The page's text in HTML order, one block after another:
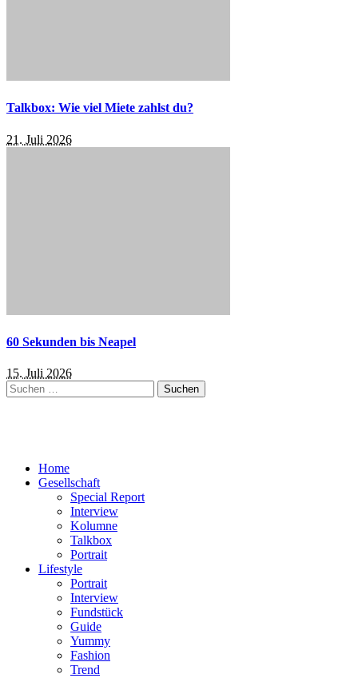
Talkbox: Wie viel Miete zahlst du?
21. Juli 2026
60 Sekunden bis Neapel
15. Juli 2026
Suchen
nach:
Home
Gesellschaft
Special Report
Interview
Kolumne
Talkbox
Portrait
Lifestyle
Portrait
Interview
Fundstück
Guide
Yummy
Fashion
Trend